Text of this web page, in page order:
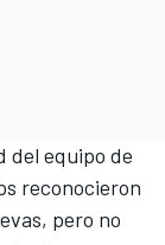
del equipo de
reconocieron
pero no